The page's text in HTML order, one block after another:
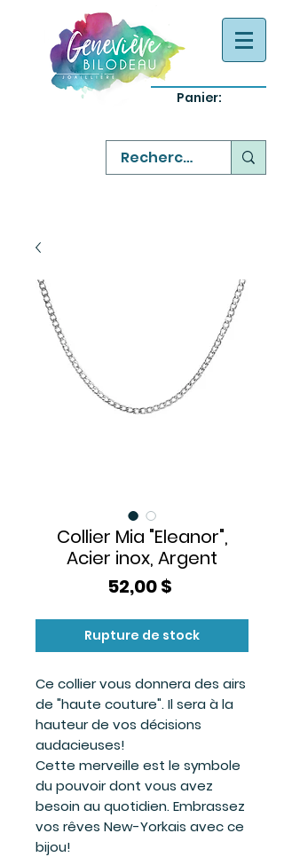
Panier:
Collier Mia "Eleanor",
Acier inox, Argent
52,00 $
Rupture de stock
Ce collier vous donnera des airs
de "haute couture". Il sera à la
hauteur de vos décisions
audacieuses!
Cette merveille est le symbole
du pouvoir dont vous avez
besoin au quotidien. Embrassez
vos rêves New-Yorkais avec ce
bijou!